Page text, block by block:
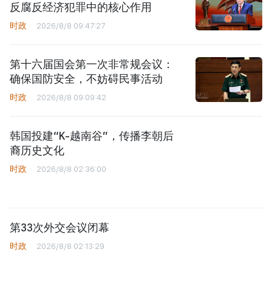
反腐反经济犯罪中的核心作用
时政 2026/8/8 09:47:27
第十六届国会第一次非常规会议：
确保国防安全，不妨碍民事活动
时政 2026/8/8 09:09:42
韩国投建“K-越南谷”，传播李朝后
裔历史文化
时政 2026/8/8 02:36:00
时政 2026/8/8 02:13:29